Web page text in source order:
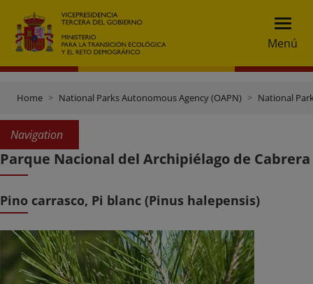
Menú
Home National Parks Autonomous Agency (OAPN) National
Navigation
Parque Nacional del Archipiélago de Cabrera
Pino carrasco, Pi blanc (Pinus halepensis)